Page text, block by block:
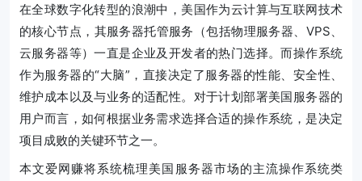
在全球数字化转型的浪潮中，美国作为云计算与互联网技术
的核心节点，其服务器托管服务（包括物理服务器、VPS、
云服务器等）一直是企业及开发者的热门选择。而操作系统
作为服务器的“大脑”，直接决定了服务器的性能、安全性、
维护成本以及与业务的适配性。对于计划部署美国服务器的
用户而言，如何根据业务需求选择合适的操作系统，是决定
项目成败的关键环节之一。
本文爱网赚将系统梳理美国服务器市场的主流操作系统类